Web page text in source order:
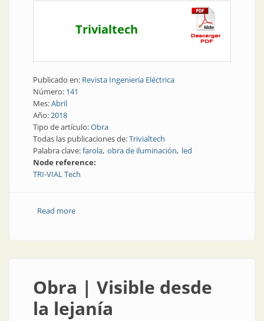
Trivialtech
Publicado en: Revista Ingeniería Eléctrica
Número: 141
Mes:Abril
Año:2018
Tipo de artículo:Obra
Todas las publicaciones de:Trivialtech
Palabra clave:farola obra de iluminación led
Node reference:
TRI-VIAL Tech
Read moreabout Obra | Luz para los "mil distintos tonos de
Obra | Visible desde
la lejanía